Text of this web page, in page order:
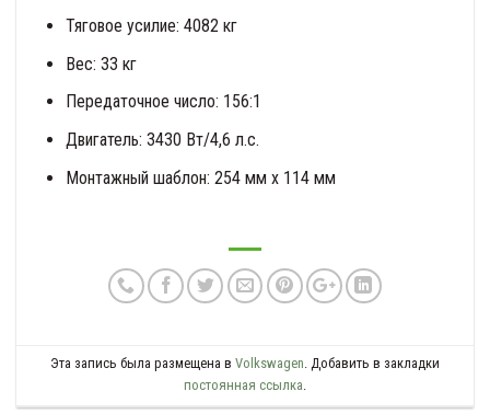
Тяговое усилие: 4082 кг
Вес: 33 кг
Передаточное число: 156:1
Двигатель: 3430 Вт/4,6 л.с.
Монтажный шаблон: 254 мм x 114 мм
Эта запись была размещена в Volkswagen. Добавить в закладки
постоянная ссылка.